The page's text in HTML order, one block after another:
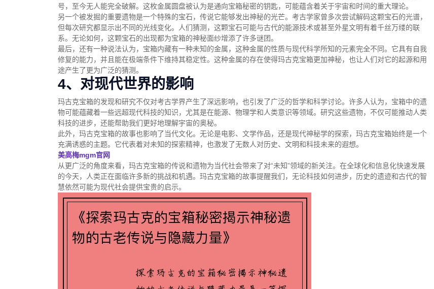
号，至今无人能完全破解。这枚金属圆盘被认为是通向宝箱秘密的钥匙，可能蕴含着关于宇宙和时间的重大理论。
另一个被发掘的重要遗物是一个特殊的宝石，传说它能够发出神秘的光芒。考古学家曾多次尝试解码这颗宝石的光谱，
但每次研究都显示出不同的光线变化。人们猜测，这颗宝石可能与古代的能源技术或甚至外星文明有着千丝万缕的联
系。无论如何，这颗宝石的出现都为宝箱的神秘面纱增添了许多谜团。
最后，还有一种说法认为，宝箱内藏有一种未知的金属，这种金属的性质与现代科学所知的元素完全不同。它具有自我
修复的能力，并且能在极端条件下维持其稳定性。这种金属的存在使得玛古克宝箱更加神秘，也让人们对它的起源和用
途产生了更为广泛的猜测。
4、对现代世界的影响
玛古克宝箱的发现和研究不仅对考古学界产生了深远影响，也引发了广泛的哲学和科学讨论。许多人认为，宝箱中的遗
物可能蕴藏着一些远超现代科技的知识，尤其是在能源、物理学和人类意识等领域。研究这些遗物，不仅可能推动人类
科技的进步，还能帮助我们更好地理解宇宙的奥秘。
此外，玛古克宝箱的故事也影响了当代文化。无论是电影、文学作品，还是现代神秘学的探索，玛古克宝箱始终是一个
充满诱惑的主题。它代表着对未知的探索精神，也激发了无数人对历史、文明和科技未来的遐想。
美高梅mgm官网
从更广泛的角度来看，玛古克宝箱的传说和遗物为当代社会带来了对“未知”领域的新关注。在全球化和信息化快速发展
的今天，人类正在面临许多新的挑战和机遇。玛古克宝箱的故事提醒我们，无论科技如何进步，历史的遗迹和古代的智
慧依然可能为现代社会提供宝贵的启示。